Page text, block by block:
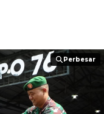
Perbesar
Perbesar